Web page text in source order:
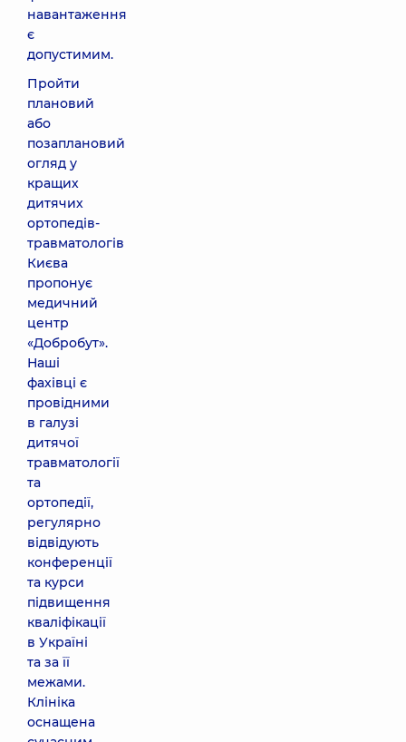
навантаження
є
допустимим.
Пройти
плановий
або
позаплановий
огляд у
кращих
дитячих
ортопедів-
травматологів
Києва
пропонує
медичний
центр
«Добробут».
Наші
фахівці є
провідними
в галузі
дитячої
травматології
та
ортопедії,
регулярно
відвідують
конференції
та курси
підвищення
кваліфікації
в Україні
та за її
межами.
Клініка
оснащена